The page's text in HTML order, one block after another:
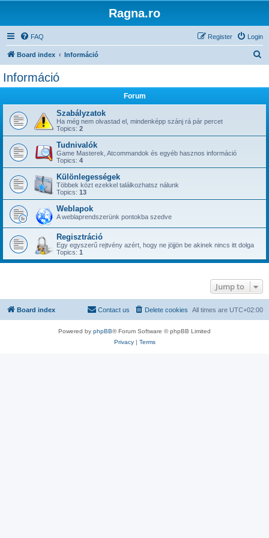
Ragna.ro
FAQ Login
Register
Board index Információ
Információ
Forum
Szabályzatok
Ha még nem olvastad el, mindenképp szánj rá pár percet
Topics: 2
Tudnivalók
Game Masterek, Atcommandok és egyéb hasznos információ
Topics: 4
Különlegességek
Többek közt ezekkel találkozhatsz nálunk
Topics: 13
Weblapok
A weblaprendszerünk pontokba szedve
Regisztráció
Egy egyszerű rejtvény azért, hogy ne jöjjön be akinek nincs itt dolga
Topics: 1
Jump to
Board index All times are UTC+02:00
Delete cookies
Contact us
Powered by phpBB® Forum Software © phpBB Limited
Privacy| Terms